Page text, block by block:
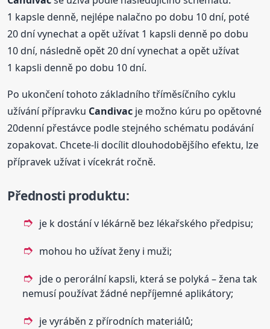
1 kapsle denně, nejlépe nalačno po dobu 10 dní, poté
20 dní vynechat a opět užívat 1 kapsli denně po dobu
10 dní, následně opět 20 dní vynechat a opět užívat
1 kapsli denně po dobu 10 dní.
Po ukončení tohoto základního tříměsíčního cyklu
užívání přípravku Candivac je možno kúru po opětovné
20denní přestávce podle stejného schématu podávání
zopakovat. Chcete-li docílit dlouhodobějšího efektu, lze
přípravek užívat i vícekrát ročně.
Přednosti produktu:
je k dostání v lékárně bez lékařského předpisu;
mohou ho užívat ženy i muži;
jde o perorální kapsli, která se polyká – žena tak
nemusí používat žádné nepříjemné aplikátory;
je vyráběn z přírodních materiálů;